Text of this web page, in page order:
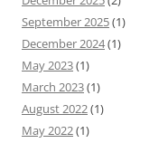
September 2025(1)
December 2024(1)
May 2023(1)
March 2023(1)
August 2022(1)
May 2022(1)